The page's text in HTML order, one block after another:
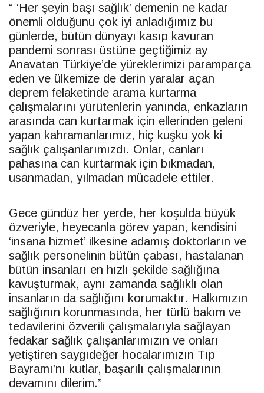
“ ‘Her şeyin başı sağlık’ demenin ne kadar
önemli olduğunu çok iyi anladığımız bu
günlerde, bütün dünyayı kasıp kavuran
pandemi sonrası üstüne geçtiğimiz ay
Anavatan Türkiye’de yüreklerimizi paramparça
eden ve ülkemize de derin yaralar açan
deprem felaketinde arama kurtarma
çalışmalarını yürütenlerin yanında, enkazların
arasında can kurtarmak için ellerinden geleni
yapan kahramanlarımız, hiç kuşku yok ki
sağlık çalışanlarımızdı. Onlar, canları
pahasına can kurtarmak için bıkmadan,
usanmadan, yılmadan mücadele ettiler.
Gece gündüz her yerde, her koşulda büyük
özveriyle, heyecanla görev yapan, kendisini
‘insana hizmet’ ilkesine adamış doktorların ve
sağlık personelinin bütün çabası, hastalanan
bütün insanları en hızlı şekilde sağlığına
kavuşturmak, aynı zamanda sağlıklı olan
insanların da sağlığını korumaktır. Halkımızın
sağlığının korunmasında, her türlü bakım ve
tedavilerini özverili çalışmalarıyla sağlayan
fedakar sağlık çalışanlarımızın ve onları
yetiştiren saygıdeğer hocalarımızın Tıp
Bayramı’nı kutlar, başarılı çalışmalarının
devamını dilerim.”